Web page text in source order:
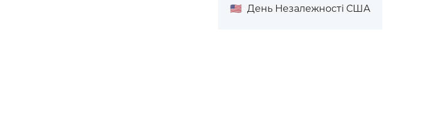
🇺🇸 День Незалежності США